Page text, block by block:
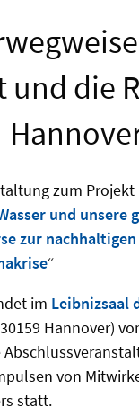
und die
zum Projekt
und unsere
zur
“
im Leibnizsaal
Hannover)
von
statt.